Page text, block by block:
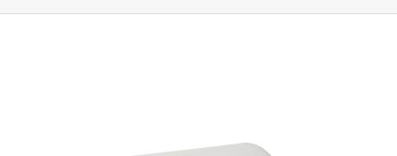
kopyta 340mm ale lze jí svařit také pomocí jakékoliv pákové svářečky z